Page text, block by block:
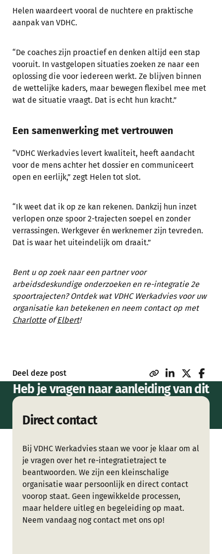
Helen waardeert vooral de nuchtere en praktische
aanpak van VDHC.
“De coaches zijn proactief en denken altijd een stap
vooruit. In vastgelopen situaties zoeken ze naar een
oplossing die voor iedereen werkt. Ze blijven binnen
de wettelijke kaders, maar bewegen flexibel mee met
wat de situatie vraagt. Dat is echt hun kracht.”
Een samenwerking met vertrouwen
“VDHC Werkadvies levert kwaliteit, heeft aandacht
voor de mens achter het dossier en communiceert
open en eerlijk,” zegt Helen tot slot.
“Ik weet dat ik op ze kan rekenen. Dankzij hun inzet
verlopen onze spoor 2-trajecten soepel en zonder
verrassingen. Werkgever én werknemer zijn tevreden.
Dat is waar het uiteindelijk om draait.”
Bent u op zoek naar een partner voor
arbeidsdeskundige onderzoeken en re-integratie 2e
spoortrajecten? Ontdek wat VDHC Werkadvies voor uw
organisatie kan betekenen en neem contact op met
CharlotteofElbert!
Deel deze post
Heb je vragen naar aanleiding van dit
onze dienstverlening?
Direct contact
Bij VDHC Werkadvies staan we voor je klaar om al
je vragen over het re-integratietraject te
beantwoorden. We zijn een kleinschalige
organisatie waar persoonlijk en direct contact
voorop staat. Geen ingewikkelde processen,
maar heldere uitleg en begeleiding op maat.
Neem vandaag nog contact met ons op!